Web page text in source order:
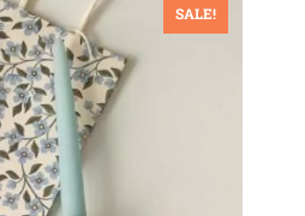
SALE!